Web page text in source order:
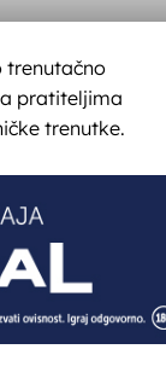
trenutačno
pratiteljima
trenutke.